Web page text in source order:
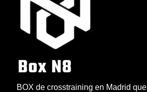
BOX de crosstraining en Madrid que